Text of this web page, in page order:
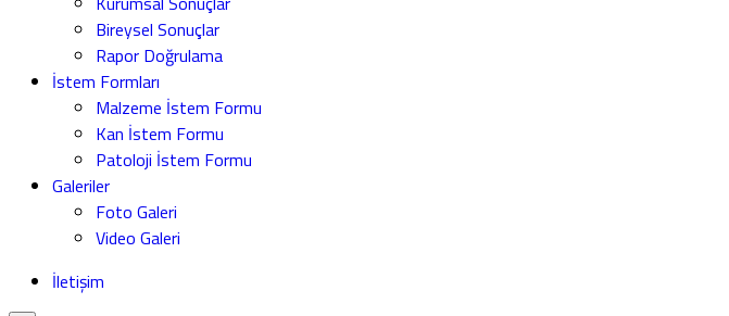
Bireysel Sonuçlar
Rapor Doğrulama
İstem Formları
Malzeme İstem Formu
Kan İstem Formu
Patoloji İstem Formu
Galeriler
Foto Galeri
Video Galeri
İletişim